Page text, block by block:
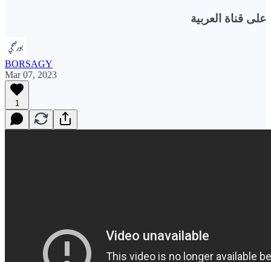
على قناة العربية
BORSAGY
Mar 07, 2023
1